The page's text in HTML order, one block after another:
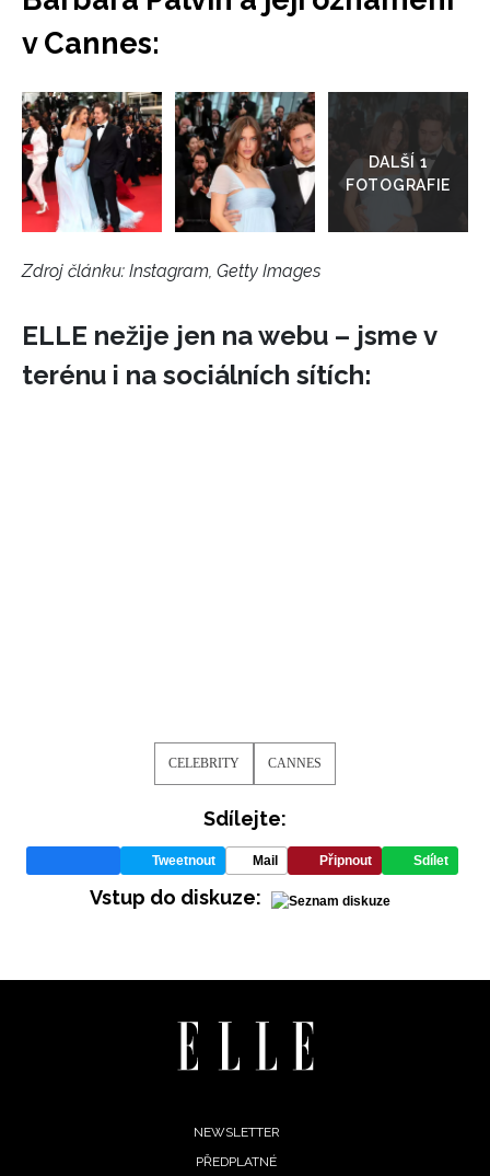
INFORMACE
REDAKCE
v Cannes:
galerie
Zdroj článku: Instagram, Getty Images
ELLE nežije jen na webu – jsme v
terénu i na sociálních sítích:
CELEBRITY CANNES
Sdílejte:
Tweetnout Mail Připnout Sdílet
Vstup do diskuze:
NEWSLETTER
PŘEDPLATNÉ